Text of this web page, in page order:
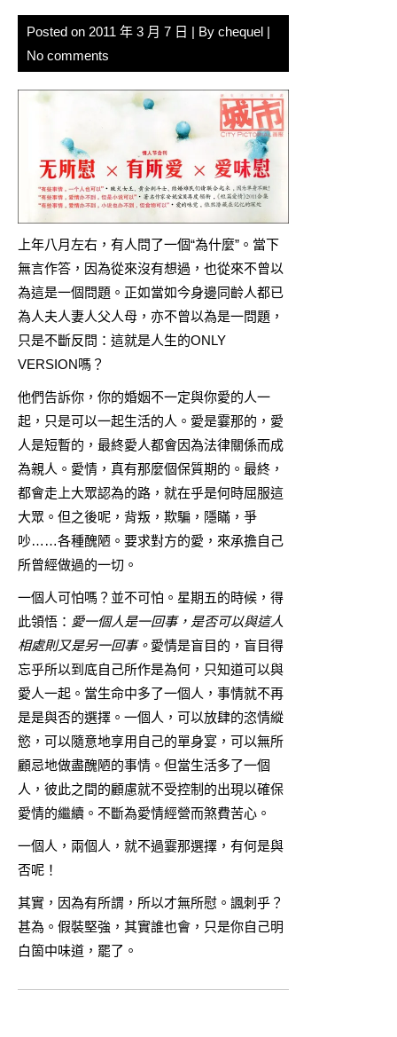
Posted on 2011 年 3 月 7 日 | By chequel |
No comments
上年八月左右，有人問了一個“為什麼”。當下
無言作答，因為從來沒有想過，也從來不曾以
為這是一個問題。正如當如今身邊同齡人都已
為人夫人妻人父人母，亦不曾以為是一問題，
只是不斷反問：這就是人生的ONLY
VERSION嗎？
他們告訴你，你的婚姻不一定與你愛的人一
起，只是可以一起生活的人。愛是霎那的，愛
人是短暫的，最終愛人都會因為法律關係而成
為親人。愛情，真有那麼個保質期的。最終，
都會走上大眾認為的路，就在乎是何時屈服這
大眾。但之後呢，背叛，欺騙，隱瞞，爭
吵……各種醜陋。要求對方的愛，來承擔自己
所曾經做過的一切。
一個人可怕嗎？並不可怕。星期五的時候，得
此領悟： 愛一個人是一回事，是否可以與這人
相處則又是另一回事。 愛情是盲目的，盲目得
忘乎所以到底自己所作是為何，只知道可以與
愛人一起。當生命中多了一個人，事情就不再
是是與否的選擇。一個人，可以放肆的恣情縱
慾，可以隨意地享用自己的單身宴，可以無所
顧忌地做盡醜陋的事情。但當生活多了一個
人，彼此之間的顧慮就不受控制的出現以確保
愛情的繼續。不斷為愛情經營而煞費苦心。
一個人，兩個人，就不過霎那選擇，有何是與
否呢！
其實，因為有所謂，所以才無所慰。諷刺乎？
甚為。假裝堅強，其實誰也會，只是你自己明
白箇中味道，罷了。